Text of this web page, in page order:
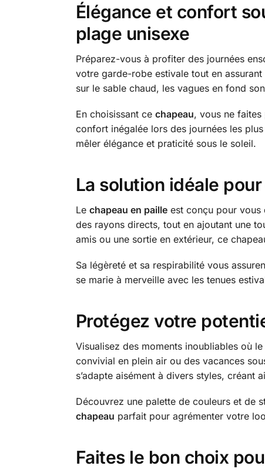
Élégance et confort
plage unisexe
Préparez-vous à profiter des journées
votre garde-robe estivale tout en
sur le sable chaud, les vagues en fond
En choisissant ce chapeau, vous ne
confort inégalée lors des journées les
mêler élégance et praticité sous le soleil.
La solution idéale
Le chapeau en pailleest conçu pour vous
des rayons directs, tout en ajoutant une
amis ou une sortie en extérieur, ce
Sa légèreté et sa respirabilité vous
se marie à merveille avec les tenues
Protégez votre
Visualisez des moments inoubliables où le
convivial en plein air ou des vacances
s’adapte aisément à divers styles, créant
Découvrez une palette de couleurs et de
chapeau parfait pour agrémenter votre
Faites le bon choix